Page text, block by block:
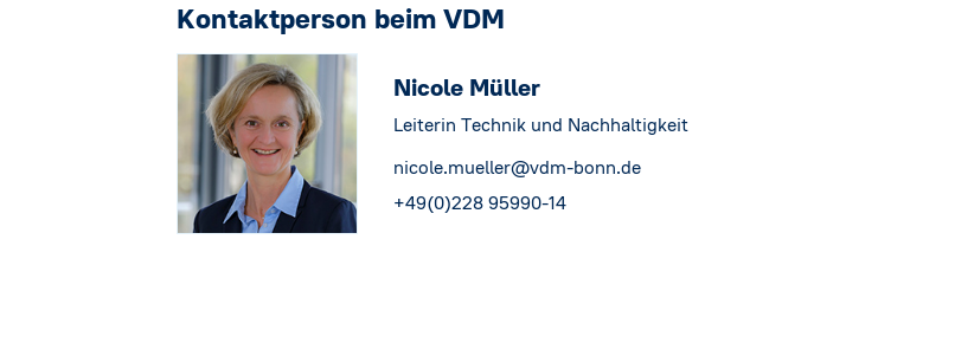
Kontaktperson beim VDM
Nicole Müller
Leiterin Technik und Nachhaltigkeit
nicole.mueller@vdm-bonn.de
+49(0)228 95990-14